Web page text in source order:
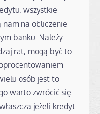
wszystkie
nam na obliczenie
banku. Należy
rat, mogą być to
osób jest to
warto zwrócić się
jeżeli kredyt